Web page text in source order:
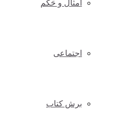
امثال و حَکَم
اجتماعی
برش کتاب